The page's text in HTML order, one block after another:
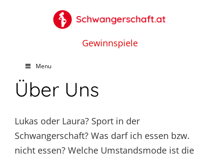
Gewinnspiele
Menu
Über Uns
Lukas oder Laura? Sport in der
Schwangerschaft? Was darf ich essen bzw.
nicht essen? Welche Umstandsmode ist die